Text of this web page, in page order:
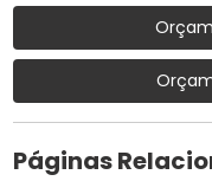
Páginas